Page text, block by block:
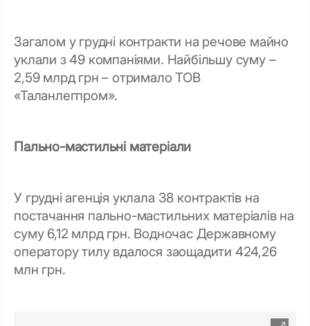
Загалом у грудні контракти на речове майно
уклали з 49 компаніями. Найбільшу суму –
2,59 млрд грн – отримало ТОВ
«Таланлегпром».
Пально-мастильні матеріали
У грудні агенція уклала 38 контрактів на
постачання пально-мастильних матеріалів на
суму 6,12 млрд грн. Водночас Державному
оператору тилу вдалося заощадити 424,26
млн грн.